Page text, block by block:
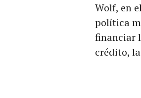
Wolf, en
política
financiar
crédito,